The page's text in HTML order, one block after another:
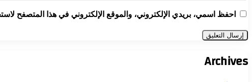
احفظ اسمي، بريدي الإلكتروني، والموقع الإلكتروني في هذا المتصفح
Archives